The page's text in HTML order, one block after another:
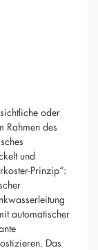
oder
Rahmen des
und
Prinzip“:
automatischer
Das